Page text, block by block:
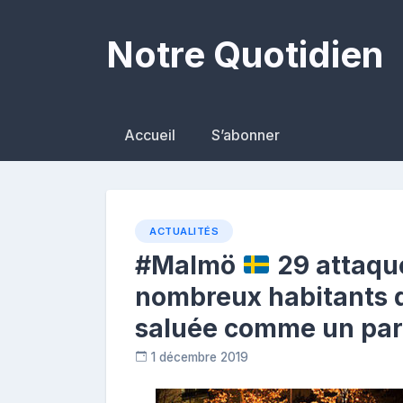
Notre Quotidien
Accueil S’abonner
ACTUALITÉS
#Malmö
29
nombreux habitants
saluée comme un
1 décembre 2019
e